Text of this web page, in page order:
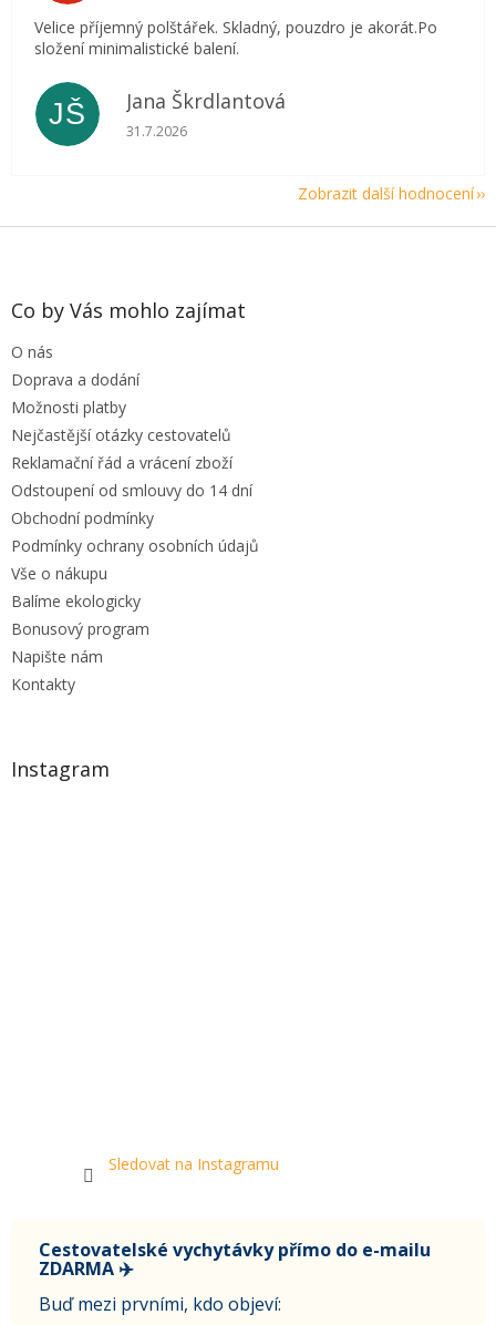
Velice příjemný polštářek. Skladný, pouzdro je akorát.Po
složení minimalistické balení.
JŠ Jana Škrdlantová
Hodnocení obchodu je 5 z 5 hvězdiček.
31.7.2026
Zobrazit další hodnocení
Z
Co by Vás mohlo zajímat
O nás
Doprava a dodání
Možnosti platby
Nejčastější otázky cestovatelů
Reklamační řád a vrácení zboží
Odstoupení od smlouvy do 14 dní
Obchodní podmínky
Podmínky ochrany osobních údajů
Vše o nákupu
Balíme ekologicky
Bonusový program
Napište nám
Kontakty
Instagram
Sledovat na Instagramu
Cestovatelské vychytávky přímo do e-mailu
ZDARMA ✈️
Buď mezi prvními, kdo objeví: